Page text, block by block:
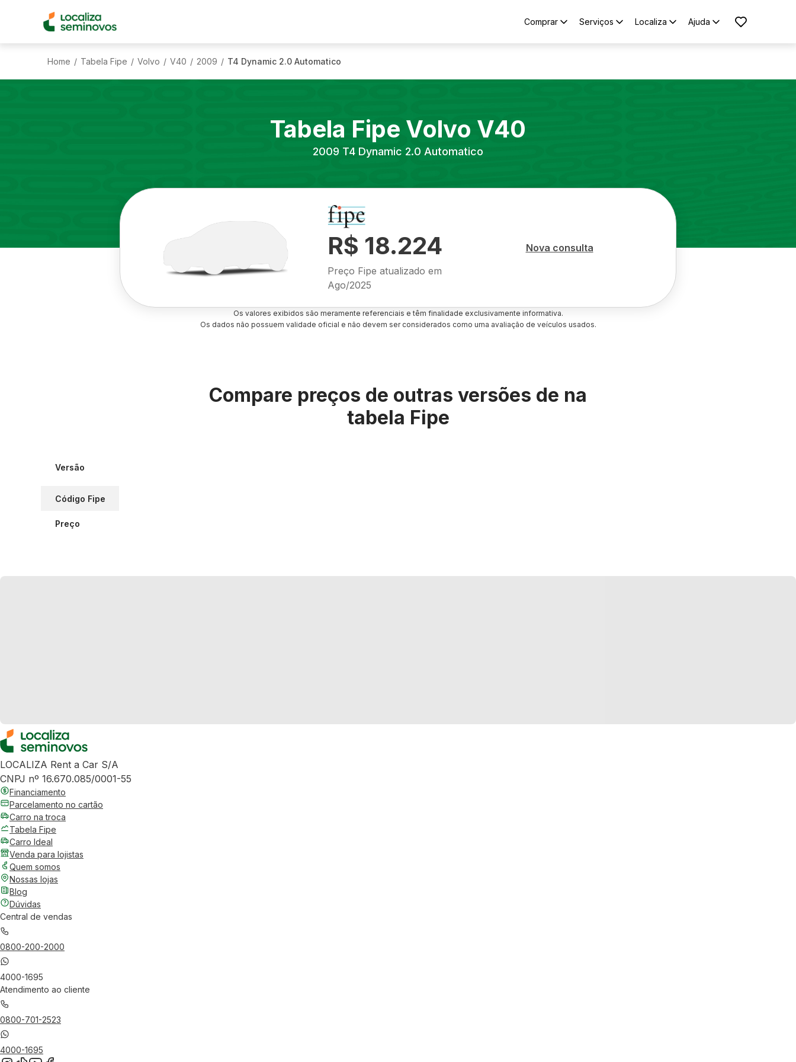
Comprar Serviços Localiza Ajuda
Home / Tabela Fipe / Volvo / V40 / 2009 / T4 Dynamic 2.0 Automatico
Tabela Fipe Volvo V40
2009 T4 Dynamic 2.0 Automatico
R$ 18.224
Preço Fipe atualizado em
Ago/2025
Nova consulta
Os valores exibidos são meramente referenciais e têm finalidade exclusivamente informativa.
Os dados não possuem validade oficial e não devem ser considerados como uma avaliação de veículos usados.
Compare preços de outras versões de na
tabela Fipe
Versão
Código Fipe
Preço
LOCALIZA Rent a Car S/A
CNPJ nº 16.670.085/0001-55
Financiamento
Parcelamento no cartão
Carro na troca
Tabela Fipe
Carro Ideal
Venda para lojistas
Quem somos
Nossas lojas
Blog
Dúvidas
Central de vendas
0800-200-2000
4000-1695
Atendimento ao cliente
0800-701-2523
4000-1695